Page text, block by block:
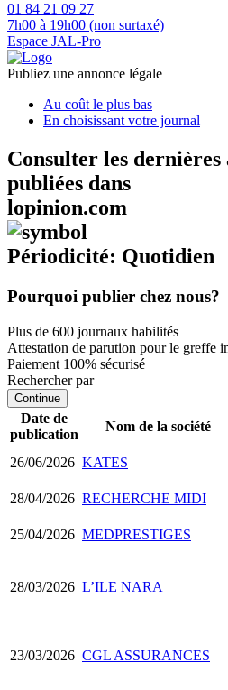
01 84 21 09 27
7h00 à 19h00 (non surtaxé)
Espace JAL-Pro
Publiez une annonce légale
Au coût le plus bas
En choisissant votre journal
Consulter les dernières
publiées dans
lopinion.com
Périodicité: Quotidien
Pourquoi publier chez nous?
Plus de 600 journaux habilités
Attestation de parution pour le greffe
Paiement 100% sécurisé
Rechercher par
Continue
Date de
publication
Nom de la société
26/06/2026 KATES
28/04/2026 RECHERCHE MIDI
25/04/2026 MEDPRESTIGES
28/03/2026 L’ILE NARA
23/03/2026 CGL ASSURANCES